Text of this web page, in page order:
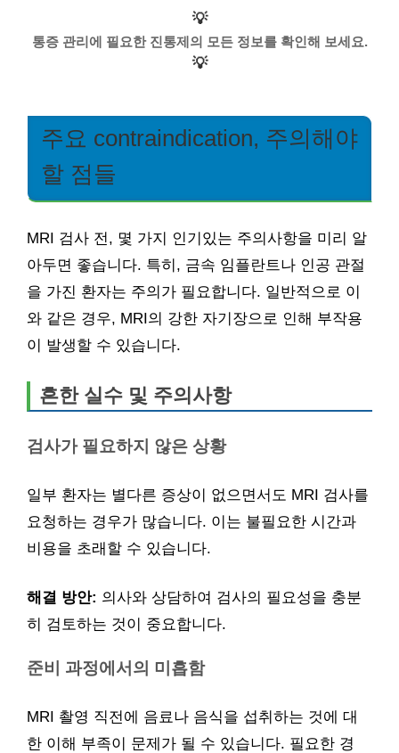
💡
통증 관리에 필요한 진통제의 모든 정보를 확인해 보세요.
💡
주요 contraindication, 주의해야
할 점들
MRI 검사 전, 몇 가지 인기있는 주의사항을 미리 알
아두면 좋습니다. 특히, 금속 임플란트나 인공 관절
을 가진 환자는 주의가 필요합니다. 일반적으로 이
와 같은 경우, MRI의 강한 자기장으로 인해 부작용
이 발생할 수 있습니다.
흔한 실수 및 주의사항
검사가 필요하지 않은 상황
일부 환자는 별다른 증상이 없으면서도 MRI 검사를
요청하는 경우가 많습니다. 이는 불필요한 시간과
비용을 초래할 수 있습니다.
해결 방안: 의사와 상담하여 검사의 필요성을 충분
히 검토하는 것이 중요합니다.
준비 과정에서의 미흡함
MRI 촬영 직전에 음료나 음식을 섭취하는 것에 대
한 이해 부족이 문제가 될 수 있습니다. 필요한 경